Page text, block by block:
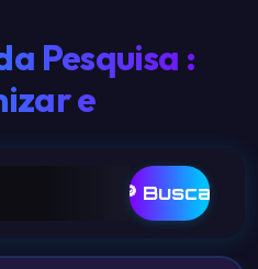
Pesquisa :
e
🔎 Buscar